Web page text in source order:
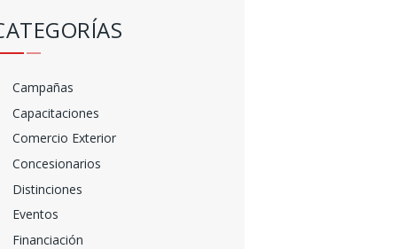
Campañas
Capacitaciones
Comercio Exterior
Concesionarios
Distinciones
Eventos
Financiación